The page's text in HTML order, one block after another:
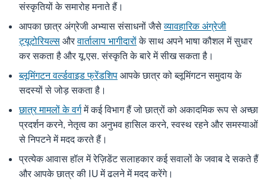
संस्कृतियों के समारोह मनाते हैं।
आपका छात्र अंग्रेजी अभ्यास संसाधनों जैसेव्यावहारिक अंग्रेजी
ट्यूटोरियल्सऔरवार्तालाप भागीदारोंके साथ अपने भाषा कौशल में सुधार
कर सकता है और यू.एस. संस्कृति के बारे में सीख सकता है।
ब्लूमिंगटन वर्ल्डवाइड फ्रेंडशिपआपके छात्र को ब्लूमिंगटन समुदाय के
सदस्यों से जोड़ सकता है।
छात्र मामलों के वर्गमें कई विभाग हैं जो छात्रों को अकादमिक रूप से अच्छा
प्रदर्शन करने, नेतृत्व का अनुभव हासिल करने, स्वस्थ रहने और समस्याओं
से निपटने में मदद करते हैं।
प्रत्येक आवास हॉल में रेज़िडेंट सलाहकार कई सवालों के जवाब दे सकते हैं
और आपके छात्र की IU में ढलने में मदद करेंगे।